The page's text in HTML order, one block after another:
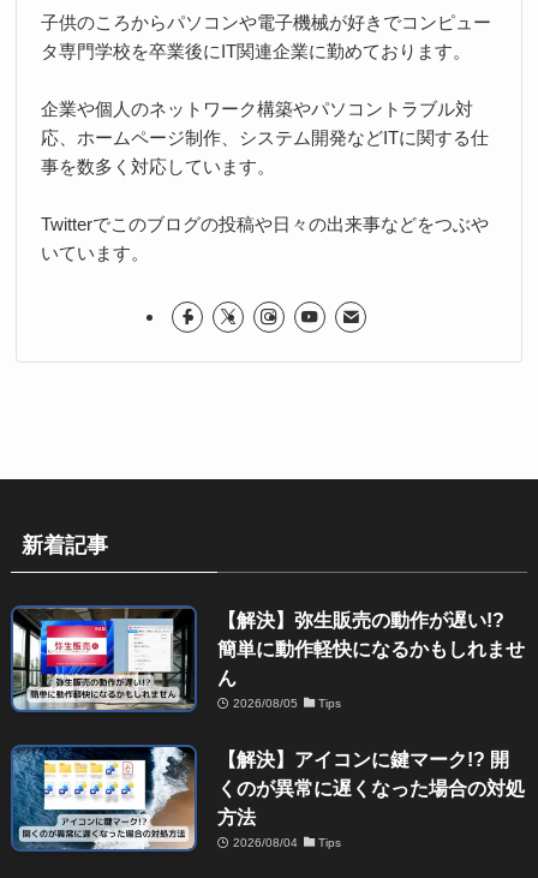
子供のころからパソコンや電子機械が好きでコンピュー
タ専門学校を卒業後にIT関連企業に勤めております。
企業や個人のネットワーク構築やパソコントラブル対
応、ホームページ制作、システム開発などITに関する仕
事を数多く対応しています。
Twitterでこのブログの投稿や日々の出来事などをつぶや
いています。
新着記事
【解決】弥生販売の動作が遅い!?
簡単に動作軽快になるかもしれませ
ん
2026/08/05 Tips
【解決】アイコンに鍵マーク!? 開
くのが異常に遅くなった場合の対処
方法
2026/08/04 Tips